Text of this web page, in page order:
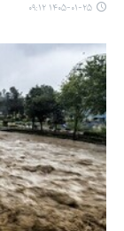
۱۴۰۵-۰۱-۲۵ ۰۹:۱۲